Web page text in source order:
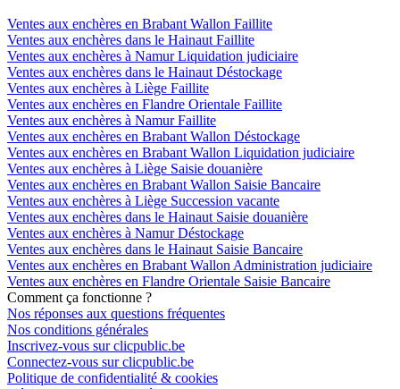
Ventes aux enchères en Brabant Wallon Faillite
Ventes aux enchères dans le Hainaut Faillite
Ventes aux enchères à Namur Liquidation judiciaire
Ventes aux enchères dans le Hainaut Déstockage
Ventes aux enchères à Liège Faillite
Ventes aux enchères en Flandre Orientale Faillite
Ventes aux enchères à Namur Faillite
Ventes aux enchères en Brabant Wallon Déstockage
Ventes aux enchères en Brabant Wallon Liquidation judiciaire
Ventes aux enchères à Liège Saisie douanière
Ventes aux enchères en Brabant Wallon Saisie Bancaire
Ventes aux enchères à Liège Succession vacante
Ventes aux enchères dans le Hainaut Saisie douanière
Ventes aux enchères à Namur Déstockage
Ventes aux enchères dans le Hainaut Saisie Bancaire
Ventes aux enchères en Brabant Wallon Administration judiciaire
Ventes aux enchères en Flandre Orientale Saisie Bancaire
Comment ça fonctionne ?
Nos réponses aux questions fréquentes
Nos conditions générales
Inscrivez-vous sur clicpublic.be
Connectez-vous sur clicpublic.be
Politique de confidentialité & cookies